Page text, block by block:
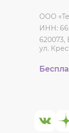
ООО
ИНН:
620073,
ул.